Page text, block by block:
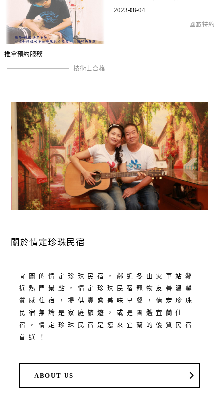
推拿預約服務
技術士合格
2023-08-04
國旅特約
關於情定珍珠民宿
宜蘭的情定珍珠民宿，鄰近冬山火車站鄰
近熱門景點，情定珍珠民宿寵物友善溫馨
質感住宿，提供豐盛美味早餐，情定珍珠
民宿無論是家庭旅遊，或是團體宜蘭住
宿，情定珍珠民宿是您來宜蘭的優質民宿
首選！
ABOUT US